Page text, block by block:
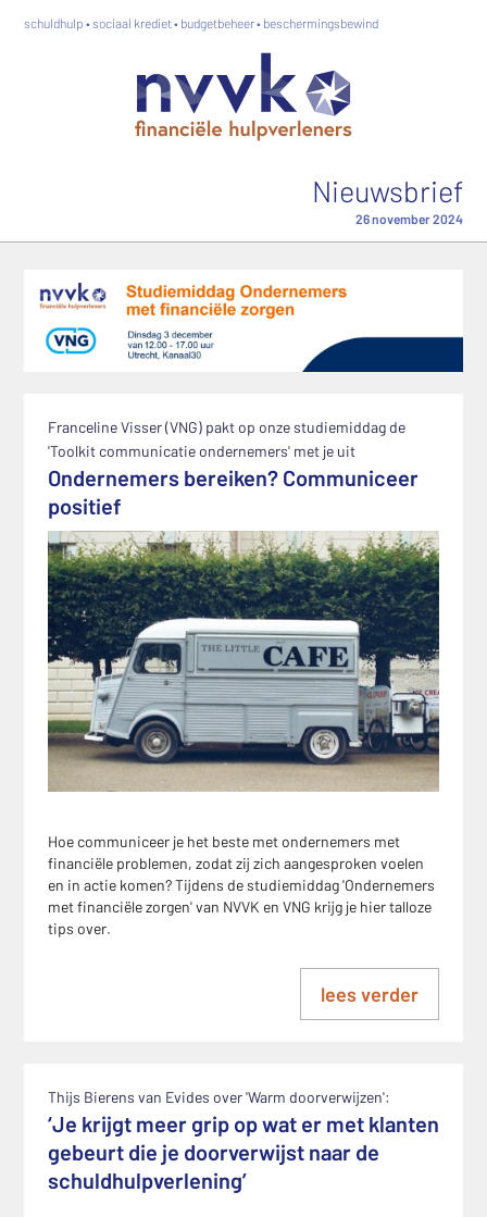
schuldhulp • sociaal krediet • budgetbeheer • beschermingsbewind
Nieuwsbrief
26 november 2024
Franceline Visser (VNG) pakt op onze studiemiddag de
'Toolkit communicatie ondernemers' met je uit
Ondernemers bereiken? Communiceer
positief
Hoe communiceer je het beste met ondernemers met
financiële problemen, zodat zij zich aangesproken voelen
en in actie komen? Tijdens de studiemiddag 'Ondernemers
met financiële zorgen' van NVVK en VNG krijg je hier talloze
tips over.
lees verder
Thijs Bierens van Evides over 'Warm doorverwijzen':
‘Je krijgt meer grip op wat er met klanten
gebeurt die je doorverwijst naar de
schuldhulpverlening’